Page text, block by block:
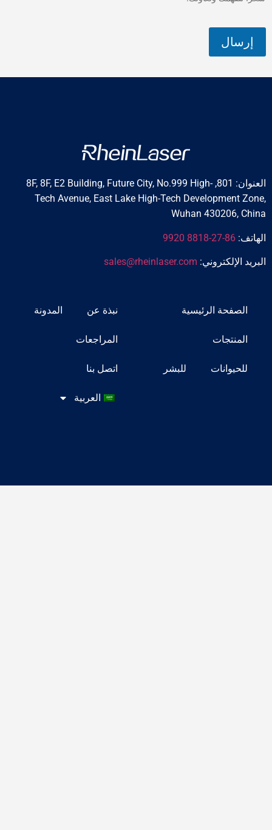
إرسال
العنوان: 801, 8F, 8F, E2 Building, Future City, No.999 High-
Tech Avenue, East Lake High-Tech Development Zone,
Wuhan 430206, China
الهاتف: 86-27-8818 9920
البريد الإلكتروني: sales@rheinlaser.com
الصفحة الرئيسية
المنتجات
للحيوانات للبشر
نبذة عن المدونة
المراجعات
اتصل بنا
العربية